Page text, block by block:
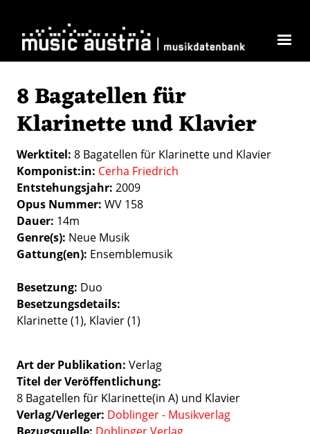
8 Bagatellen für
Klarinette und Klavier
Werktitel 8 Bagatellen für Klarinette und Klavier
Komponist:in Cerha Friedrich
Entstehungsjahr 2009
Opus Nummer WV 158
Dauer 14m
Genre(s) Neue Musik
Gattung(en) Ensemblemusik
Besetzung Duo
Besetzungsdetails
Klarinette (1), Klavier (1)
Art der Publikation Verlag
Titel der Veröffentlichung
8 Bagatellen für Klarinette(in A) und Klavier
Verlag/Verleger Doblinger - Musikverlag